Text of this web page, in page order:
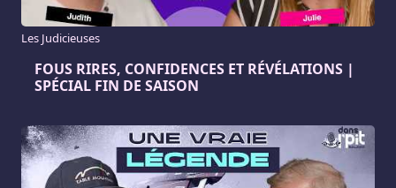
Les Judicieuses
FOUS RIRES, CONFIDENCES ET RÉVÉLATIONS |
SPÉCIAL FIN DE SAISON